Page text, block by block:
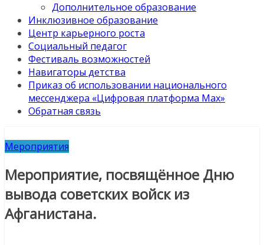
Дополнительное образование
Инклюзивное образование
Центр карьерного роста
Социальный педагог
Фестиваль возможностей
Навигаторы детства
Приказ об использовании национального
мессенджера «Цифровая платформа Мах»
Обратная связь
Мероприятия
Мероприятие, посвящённое Дню
вывода советских войск из
Афганистана.